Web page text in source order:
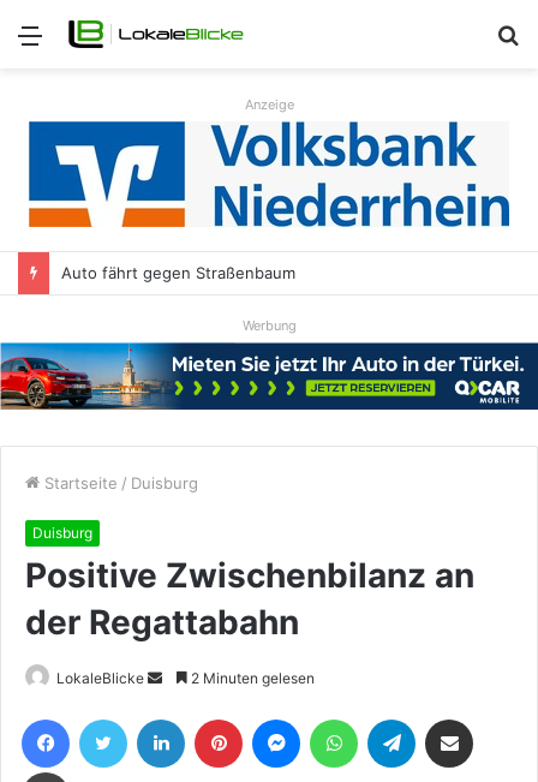
Menü
Anzeige
Auto fährt gegen Straßenbaum
Werbung
Startseite / Duisburg
Duisburg
Positive Zwischenbilanz an
der Regattabahn
LokaleBlicke
Sende
eine
E-
2 Minuten gelesen
FacebookTwitter LinkedIn Pinterest MessengerWhatsAppTelegram
Drucken